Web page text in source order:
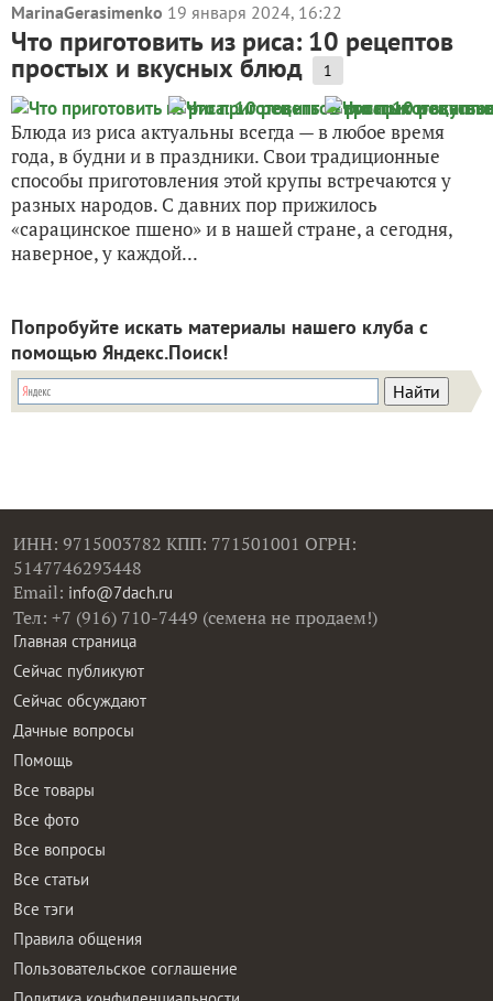
MarinaGerasimenko 19 января 2024, 16:22
Что приготовить из риса: 10 рецептов
простых и вкусных блюд 1
Блюда из риса актуальны всегда — в любое время
года, в будни и в праздники. Свои традиционные
способы приготовления этой крупы встречаются у
разных народов. С давних пор прижилось
«сарацинское пшено» и в нашей стране, а сегодня,
наверное, у каждой...
Попробуйте искать материалы нашего клуба с
помощью Яндекс.Поиск!
ИНН: 9715003782 КПП: 771501001 ОГРН:
5147746293448
Email: info@7dach.ru
Тел: +7 (916) 710-7449 (семена не продаем!)
Главная страница
Сейчас публикуют
Сейчас обсуждают
Дачные вопросы
Помощь
Все товары
Все фото
Все вопросы
Все статьи
Все тэги
Правила общения
Пользовательское соглашение